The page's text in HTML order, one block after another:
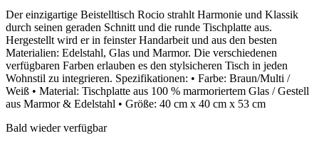
Der einzigartige Beistelltisch Rocio strahlt Harmonie und Klassik
durch seinen geraden Schnitt und die runde Tischplatte aus.
Hergestellt wird er in feinster Handarbeit und aus den besten
Materialien: Edelstahl, Glas und Marmor. Die verschiedenen
verfügbaren Farben erlauben es den stylsicheren Tisch in jeden
Wohnstil zu integrieren. Spezifikationen: • Farbe: Braun/Multi /
Weiß • Material: Tischplatte aus 100 % marmoriertem Glas / Gestell
aus Marmor & Edelstahl • Größe: 40 cm x 40 cm x 53 cm
Bald wieder verfügbar